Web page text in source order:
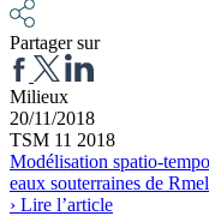
Partager sur
Milieux
20/11/2018
TSM 11 2018
Modélisation spatio-
eaux souterraines de
› Lire l’article